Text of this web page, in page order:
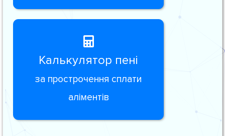
Калькулятор пені
за прострочення сплати
аліментів